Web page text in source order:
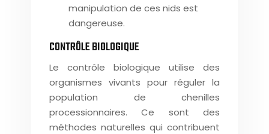
manipulation de ces nids est
dangereuse.
CONTRÔLE BIOLOGIQUE
Le contrôle biologique utilise des
organismes vivants pour réguler la
population de chenilles
processionnaires. Ce sont des
méthodes naturelles qui contribuent